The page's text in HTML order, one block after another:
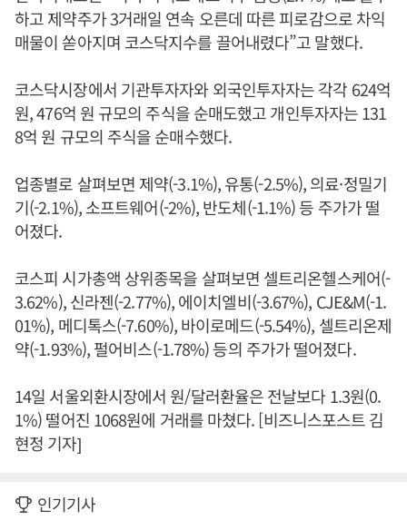
하고 제약주가 3거래일 연속 오른데 따른 피로감으로 차익
매물이 쏟아지며 코스닥지수를 끌어내렸다”고 말했다.
코스닥시장에서 기관투자자와 외국인투자자는 각각 624억
원, 476억 원 규모의 주식을 순매도했고 개인투자자는 131
8억 원 규모의 주식을 순매수했다.
업종별로 살펴보면 제약(-3.1%), 유통(-2.5%), 의료·정밀기
기(-2.1%), 소프트웨어(-2%), 반도체(-1.1%) 등 주가가 떨
어졌다.
코스피 시가총액 상위종목을 살펴보면 셀트리온헬스케어(-
3.62%), 신라젠(-2.77%), 에이치엘비(-3.67%), CJE&M(-1.
01%), 메디톡스(-7.60%), 바이로메드(-5.54%), 셀트리온제
약(-1.93%), 펄어비스(-1.78%) 등의 주가가 떨어졌다.
14일 서울외환시장에서 원/달러환율은 전날보다 1.3원(0.
1%) 떨어진 1068원에 거래를 마쳤다. [비즈니스포스트 김
현정 기자]
인기기사